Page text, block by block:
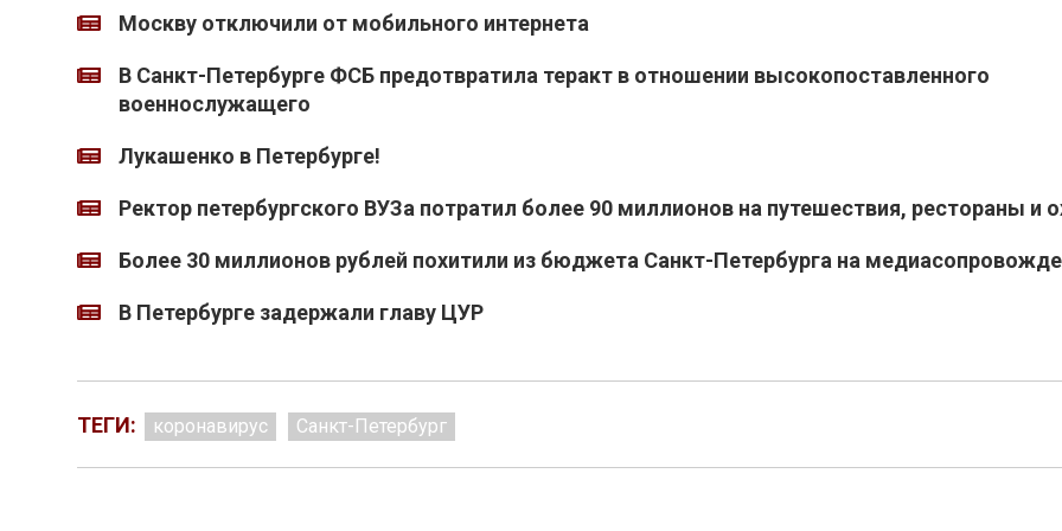
Москву отключили от мобильного интернета
В Санкт-Петербурге ФСБ предотвратила теракт в отношении высокопоставленного
военнослужащего
Лукашенко в Петербурге!
Ректор петербургского ВУЗа потратил более 90 миллионов на путешествия, рестораны и
Более 30 миллионов рублей похитили из бюджета Санкт-Петербурга на
В Петербурге задержали главу ЦУР
ТЕГИ: коронавирус Санкт-Петербург